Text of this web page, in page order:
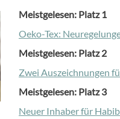
Meistgelesen: Platz 1
Oeko-Tex:
Meistgelesen: Platz 2
Zwei Auszeichnungen
Meistgelesen: Platz 3
Neuer Inhaber für